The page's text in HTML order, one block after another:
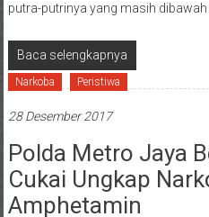
putra-putrinya yang masih
Baca selengkapnya
Narkoba Peristiwa
28 Desember 2017
Polda Metro Jaya
Cukai Ungkap
Amphetamin